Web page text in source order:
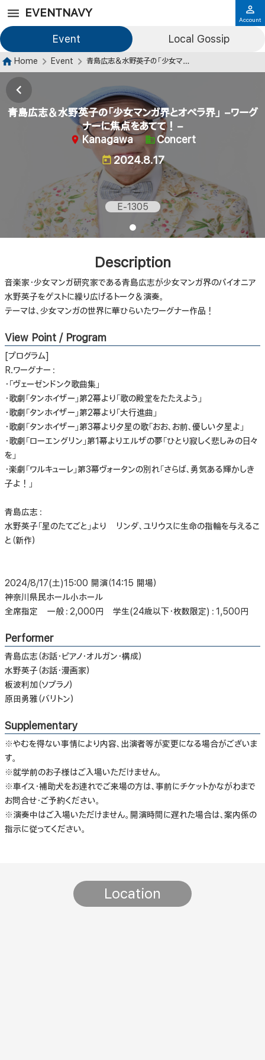
EVENTNAVY
Event Local Gossip
Account
Home Event 青島広志＆水野英子の「少女マンガ界とオペラ界」 −ワーグナーに焦点をあてて！−
青島広志＆水野英子の「少女マンガ界とオペラ界」 −ワーグ
ナーに焦点をあてて！−
Kanagawa Concert
2024.8.17
E-1305
Description
音楽家・少女マンガ研究家である青島広志が少女マンガ界のパイオニア
水野英子をゲストに繰り広げるトーク＆演奏。
テーマは、少女マンガの世界に華ひらいたワーグナー作品！
View Point / Program
[プログラム]
R.ワーグナー：
・「ヴェーゼンドンク歌曲集」
・歌劇「タンホイザー」第2幕より「歌の殿堂をたたえよう」
・歌劇「タンホイザー」第2幕より「大行進曲」
・歌劇「タンホイザー」第3幕より夕星の歌「おお、お前、優しい夕星よ」
・歌劇「ローエングリン」第1幕よりエルザの夢「ひとり寂しく悲しみの日々
を」
・楽劇「ワルキューレ」第3幕ヴォータンの別れ「さらば、勇気ある輝かしき
子よ！」
青島広志：
水野英子「星のたてごと」より リンダ、ユリウスに生命の指輪を与えるこ
と（新作）
2024/8/17(土)15:00 開演（14:15 開場）
神奈川県民ホール小ホール
全席指定 一般：2,000円 学生(24歳以下・枚数限定)：1,500円
Performer
青島広志（お話・ピアノ・オルガン・構成）
水野英子（お話・漫画家）
板波利加（ソプラノ）
原田勇雅（バリトン）
Supplementary
※やむを得ない事情により内容、出演者等が変更になる場合がございま
す。
※就学前のお子様はご入場いただけません。
※車イス・補助犬をお連れでご来場の方は、事前にチケットかながわまで
お問合せ・ご予約ください。
※演奏中はご入場いただけません。開演時間に遅れた場合は、案内係の
指示に従ってください。
Location